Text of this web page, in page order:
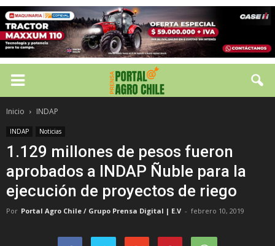
Inicio INDAP
INDAP Noticias
1.129 millones de pesos fueron
aprobados a INDAP Ñuble para la
ejecución de proyectos de riego
Por Portal Agro Chile / Grupo Prensa Digital | E.V - febrero 10, 2019